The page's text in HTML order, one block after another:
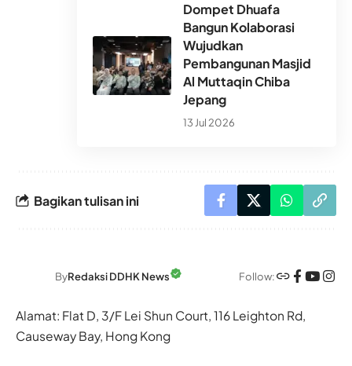
Dompet Dhuafa
Bangun Kolaborasi
Wujudkan
Pembangunan Masjid
Al Muttaqin Chiba
Jepang
13 Jul 2026
Bagikan tulisan ini
ByRedaksi DDHK News Follow:
Alamat: Flat D, 3/F Lei Shun Court, 116 Leighton Rd,
Causeway Bay, Hong Kong